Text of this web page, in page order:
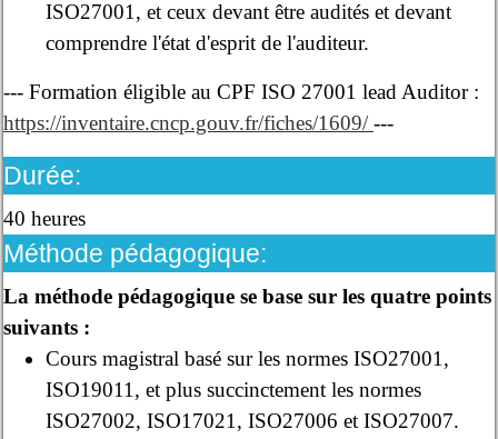
ISO27001, et ceux devant être audités et devant
comprendre l'état d'esprit de l'auditeur.
--- Formation éligible au CPF ISO 27001 lead Auditor :
https://inventaire.cncp.gouv.fr/fiches/1609/---
Durée:
40 heures
Méthode pédagogique:
La méthode pédagogique se base sur les quatre points
suivants :
Cours magistral basé sur les normes ISO27001,
ISO19011, et plus succinctement les normes
ISO27002, ISO17021, ISO27006 et ISO27007.